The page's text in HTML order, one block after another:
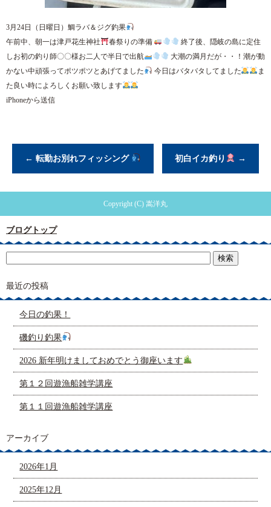
3月24日（日曜日）鯛ラバ＆ジグ釣果
午前中、朝一は津戸花生神社
春祭りの準備
終了後、隠岐の島に定住
しお初の釣り師〇〇様お二人で半日で出航
大潮の満月だが・・！潮が動
かない中頑張ってポツポツとあげてました
今日はバタバタしてました
ま
た良い時によろしくお願い致します
iPhoneから送信
← 転勤お別れフィッシング 初白イカ釣り →
Copyright (C) 嵩洋丸
ブログトップ
最近の投稿
今日の釣果！
磯釣り釣果
2026 新年明けましておめでとう御座います
第１２回遊漁船雑学講座
第１１回遊漁船雑学講座
アーカイブ
2026年1月
2025年12月